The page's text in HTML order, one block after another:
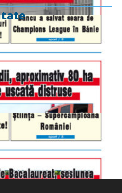
9.00 - 17.00
9.00 - 12.00